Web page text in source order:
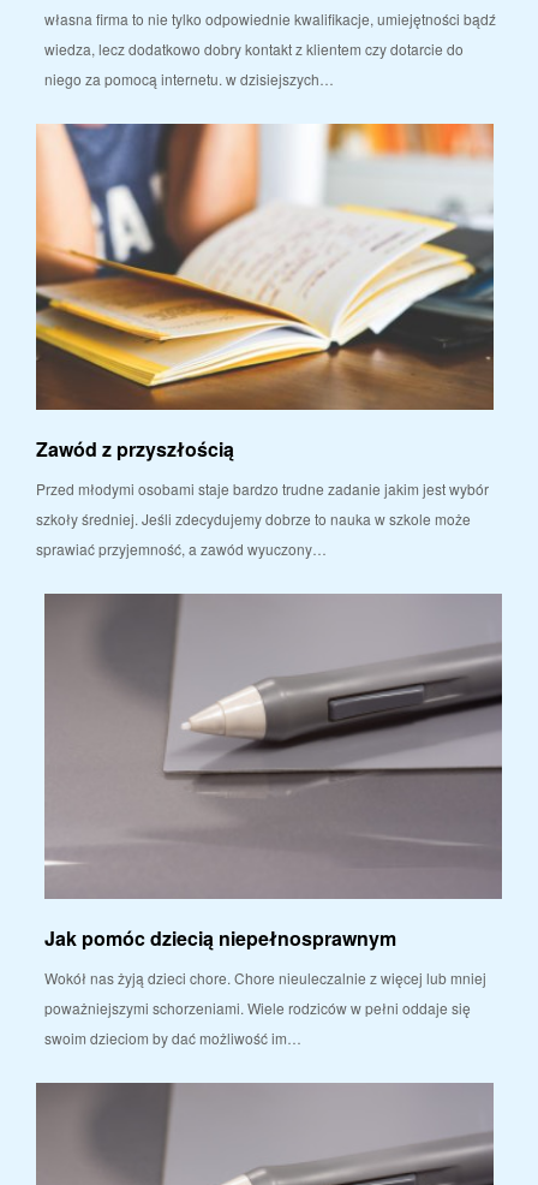
własna firma to nie tylko odpowiednie kwalifikacje, umiejętności bądź
wiedza, lecz dodatkowo dobry kontakt z klientem czy dotarcie do
niego za pomocą internetu. w dzisiejszych…
Zawód z przyszłością
Przed młodymi osobami staje bardzo trudne zadanie jakim jest wybór
szkoły średniej. Jeśli zdecydujemy dobrze to nauka w szkole może
sprawiać przyjemność, a zawód wyuczony…
Jak pomóc dziecią niepełnosprawnym
Wokół nas żyją dzieci chore. Chore nieuleczalnie z więcej lub mniej
poważniejszymi schorzeniami. Wiele rodziców w pełni oddaje się
swoim dzieciom by dać możliwość im…